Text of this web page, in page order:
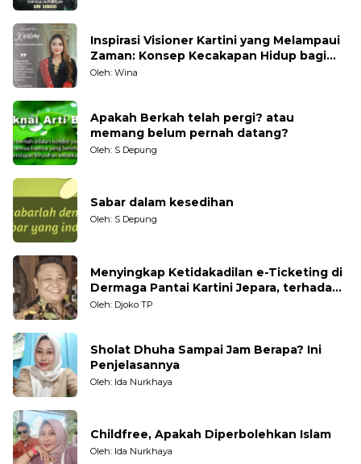
Inspirasi Visioner Kartini yang Melampaui
Zaman: Konsep Kecakapan Hidup bagi
Generasi Muda
Oleh: Wina
Apakah Berkah telah pergi? atau
memang belum pernah datang?
Oleh: S Depung
Sabar dalam kesedihan
Oleh: S Depung
Menyingkap Ketidakadilan e-Ticketing di
Dermaga Pantai Kartini Jepara, terhadap
Nelayan Tradisional
Oleh: Djoko TP
Sholat Dhuha Sampai Jam Berapa? Ini
Penjelasannya
Oleh: Ida Nurkhaya
Childfree, Apakah Diperbolehkan Islam
Oleh: Ida Nurkhaya